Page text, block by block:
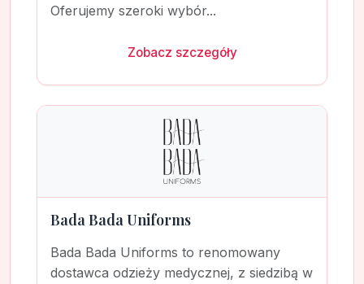
Oferujemy szeroki wybór...
Zobacz szczegóły
Bada Bada Uniforms
Bada Bada Uniforms to renomowany
dostawca odzieży medycznej, z siedzibą w